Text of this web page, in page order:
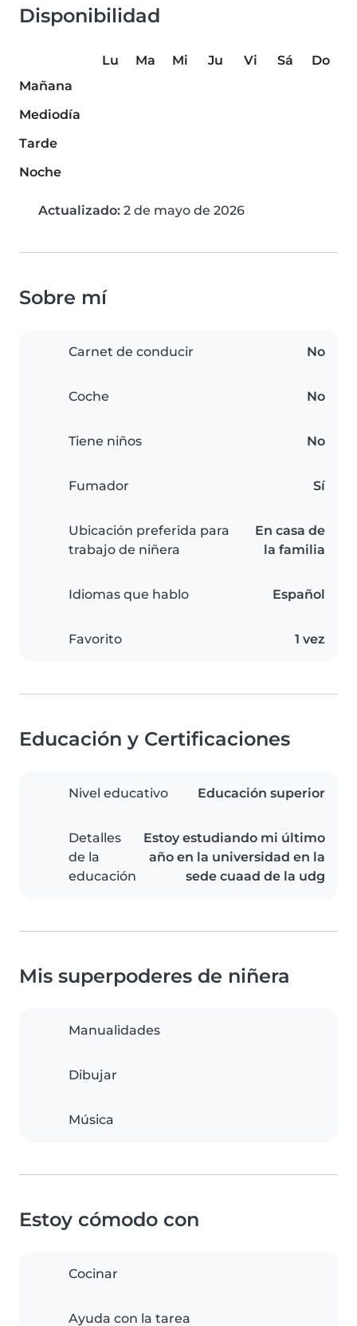
Disponibilidad
Lu Ma Mi Ju Vi Sá
Do
Mañana
Mediodía
Tarde
Noche
Actualizado: 2 de mayo de 2026
Sobre mí
Carnet de conducir No
Coche No
Tiene niños No
Fumador Sí
Ubicación preferida para
trabajo de niñera
En casa de
la familia
Idiomas que hablo Español
Favorito 1 vez
Educación y Certificaciones
Nivel educativo Educación superior
Detalles
de la
educación
Estoy estudiando mi último
año en la universidad en la
sede cuaad de la udg
Mis superpoderes de niñera
Manualidades
Dibujar
Música
Estoy cómodo con
Cocinar
Ayuda con la tarea